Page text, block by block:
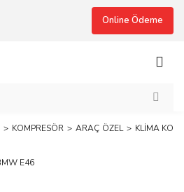
Online Ödeme
KOMPRESÖR ARAÇ ÖZEL KLİMA